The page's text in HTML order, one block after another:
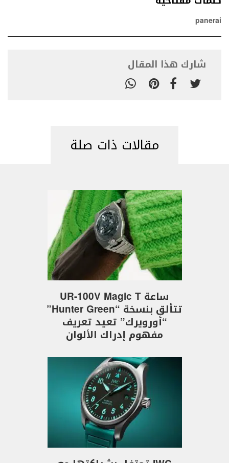
panerai
شارك هذا المقال
مقالات ذات صلة
ساعة UR-100V Magic T
تتألق بنسخة “Hunter Green”
“أورويرك” تعيد تعريف
مفهوم إدراك الألوان